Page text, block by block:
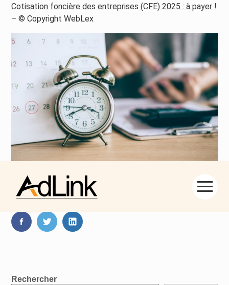
Aller
au
Cotisation foncière des entreprises (CFE) 2025 : à payer !
– © Copyright WebLex
Partager :
FaceBookTwitterLinkedIn
Blog
Rechercher